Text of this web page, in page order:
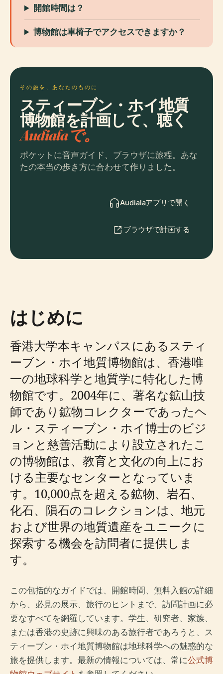
開館時間は？
博物館は車椅子でアクセスできますか？
その旅を、あなたのものに
スティーブン・ホイ地質
博物館を計画して、聴く
Audialaで。
ポケットに音声ガイド、ブラウザに旅程。あな
たの本当の歩き方に合わせて作りました。
Audialaアプリで開く
ブラウザで計画する
はじめに
香港大学本キャンパスにあるスティ
ーブン・ホイ地質博物館は、香港唯
一の地球科学と地質学に特化した博
物館です。2004年に、著名な鉱山技
師であり鉱物コレクターであったヘ
ル・スティーブン・ホイ博士のビジ
ョンと慈善活動により設立されたこ
の博物館は、教育と文化の向上にお
ける主要なセンターとなっていま
す。10,000点を超える鉱物、岩石、
化石、隕石のコレクションは、地元
および世界の地質遺産をユニークに
探索する機会を訪問者に提供しま
す。
この包括的なガイドでは、開館時間、無料入館の詳細
から、必見の展示、旅行のヒントまで、訪問計画に必
要なすべてを網羅しています。学生、研究者、家族、
または香港の史跡に興味のある旅行者であろうと、ス
ティーブン・ホイ地質博物館は地球科学への魅惑的な
旅を提供します。最新の情報については、常に公式博